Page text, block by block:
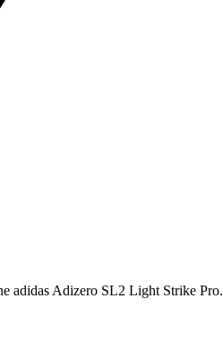
adidas Adizero SL2 Light Strike Pro.